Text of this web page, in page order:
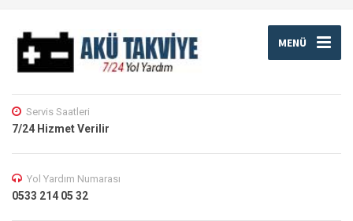
MENÜ
Servis Saatleri
7/24 Hizmet Verilir
Yol Yardım Numarası
0533 214 05 32